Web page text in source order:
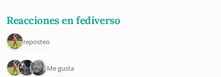
Reacciones en fediverso
1 reposteo
3 Me gusta